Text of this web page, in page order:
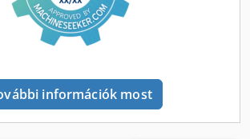
5500 mm Anyaga: S-355 JR acél
M x 1,5 Dkodpfxev Hp Eqs Akzer
mm (rács – eltolás) Felület: porszórt kék
hengerelt profil terepterhelés: 9000 kg
rácsok egyenként, 50 mm-es
magasságban teljes
információk most